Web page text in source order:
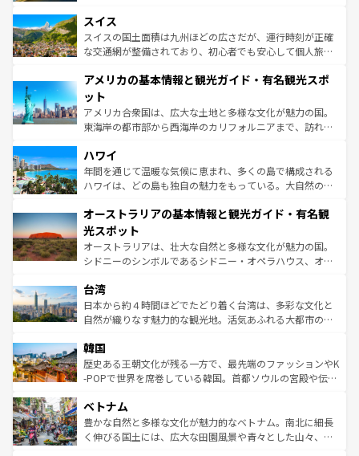
を参照してほしい。
は、お酒好きな人にはぜひ体験してほしい。 なお、新着の
ドイツ情報はコンテンツ一覧を参照してほしい。
リアごとに異なる魅力がある。また、優雅なアフタヌーン
ティー、ビール好きにはたまらない英国パブ、サッカー観
戦など、本場だからこそできる体験も豊富。イギリスを旅
ンツ一覧を参照してほしい。
スイス
スイスの国土面積は九州ほどの広さだが、運行時刻が正確
な交通網が整備されており、初心者でも安心して個人旅行
の建物がそのまま残る町や、スイスならではのユニークな
博物館もあり、アルプス観光だけでなく町歩きも満喫する
ことができる。国民の所得が高いため物価も高いが、旅行
者向けの交通パス提供のサービスもあり、うまく活用すれ
着のスイス情報は
アメリカの基本情報と観光ガイド・有名観光スポ
ット
アメリカ合衆国は、広大な土地と多様な文化が魅力の国。
東海岸の都市部から西海岸のカリフォルニアまで、訪れる
のような巨大都市は、観光、ショッピング、エンターテイ
ンメントが詰まった刺激的なスポットだ。一方、アメリカ
西部には大自然が広がり、グランドキャニオンやイエロー
部のニューオーリンズでは、音楽と美食が融合した独特の
文化が魅力。旅行者はアメリカの各地域で異なる魅力を楽
しみながら、その多様性と豊かな歴史を感じることができ
るだろう。車でのロードトリップや列車の旅も、アメリカ
情報は
ハワイ
年間を通じて温暖な気候に恵まれ、多くの島で構成される
ハワイは、どの島も独自の魅力をもっている。大自然の神
ワイ島は見逃せない。また、定番の観光地といえばオアフ
島だが、静かな自然を求めるならマウイ島やカウアイ島が
おすすめ。エメラルドグリーンに輝く海をはじめ、豊かな
文化や歴史が息づいている。「アロハスピリット」と呼ば
人々、おいしいローカルフードやハワイアンミュージッ
ク、伝統的なフラダンスなど、すべてがハワイの魅力を彩
っている。訪れるたびに新しい発見と感動が待っているハ
はコンテンツ一覧
オーストラリアの基本情報と観光ガイド・有名観
光スポット
オーストラリアは、壮大な自然と多様な文化が魅力の国。
シドニーのシンボルであるシドニー・オペラハウス、オー
リアリーフや大陸中央部にそびえるウルル（エアーズロッ
ク）、タスマニアの美しい原生林やケアンズの熱帯雨林な
ど、見どころがたくさん。また、カフェやワイン、オージ
いる。アクティビティも充実しており、サーフィンやダイ
ビング、ハイキングなど、アウトドア好きにはたまらな
い。オーストラリアの多彩な魅力を存分に味わいつくそ
参照してほしい。
台湾
日本から約４時間ほどでたどり着く台湾は、多彩な文化と
自然が織りなす魅力的な観光地。活気あふれる大都市の台
ン）、静ひつな山岳地帯である台湾東部など、都市の喧騒
と山間の静けさが共存しており、訪れる人に新しい発見と
驚きをもたらしてくれる。また、奥深い台湾の食文化も魅
容にもいいと評判のスイーツなど、バラエティ豊かな料理
が味わえる。 なお、新着の台湾情報は コンテンツ一覧を参
照してほしい。
韓国
歴史ある王朝文化が残る一方で、最先端のファッションやK
-POPで世界を席巻している韓国。首都ソウルの宮殿や伝統
き、地方に足を延ばせば四季折々の自然美を楽しむことが
できる。そして、キムチや焼肉、絶品のストリートフード
まで、さまざまな韓国料理が待っている。夜には、韓国な
ベトナム
豊かな自然と多様な文化が魅力的なベトナム。南北に細長
く伸びる国土には、広大な田園風景や青々とした山々、世